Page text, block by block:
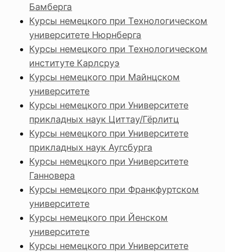
Бамберга
Курсы немецкого при Технологическом
университете Нюрнберга
Курсы немецкого при Технологическом
институте Карлсруэ
Курсы немецкого при Майнцском
университете
Курсы немецкого при Университете
прикладных наук Циттау/Гёрлитц
Курсы немецкого при Университете
прикладных наук Аугсбурга
Курсы немецкого при Университете
Ганновера
Курсы немецкого при Франкфуртском
университете
Курсы немецкого при Йенском
университете
Курсы немецкого при Университете